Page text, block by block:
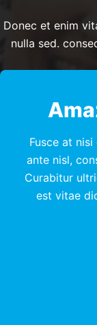
Donec et enim
nulla sed.
Fusce at
ante nisl,
Curabitur
est vitae